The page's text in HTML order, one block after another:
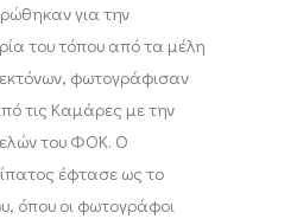
για την
του τόπου από τα μέλη
φωτογράφισαν
τις Καμάρες με την
του ΦΟΚ. Ο
έφτασε ως το
όπου οι φωτογράφοι